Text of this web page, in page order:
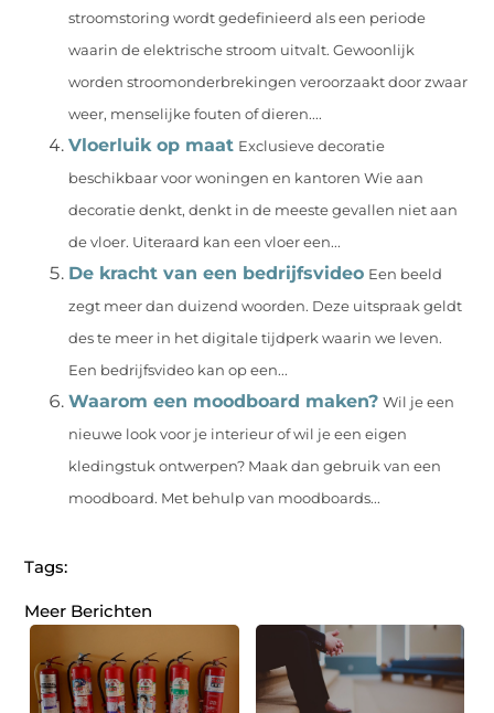
stroomstoring wordt gedefinieerd als een periode
waarin de elektrische stroom uitvalt. Gewoonlijk
worden stroomonderbrekingen veroorzaakt door zwaar
weer, menselijke fouten of dieren....
Vloerluik op maat Exclusieve decoratie
beschikbaar voor woningen en kantoren Wie aan
decoratie denkt, denkt in de meeste gevallen niet aan
de vloer. Uiteraard kan een vloer een...
De kracht van een bedrijfsvideo Een beeld
zegt meer dan duizend woorden. Deze uitspraak geldt
des te meer in het digitale tijdperk waarin we leven.
Een bedrijfsvideo kan op een...
Waarom een moodboard maken? Wil je een
nieuwe look voor je interieur of wil je een eigen
kledingstuk ontwerpen? Maak dan gebruik van een
moodboard. Met behulp van moodboards...
Tags:
Meer Berichten